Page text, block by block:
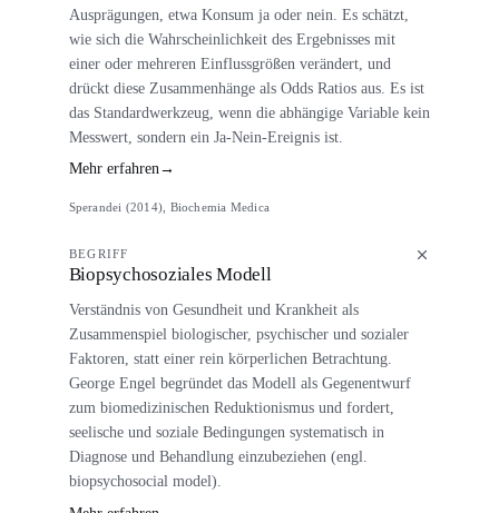
Ausprägungen, etwa Konsum ja oder nein. Es schätzt,
wie sich die Wahrscheinlichkeit des Ergebnisses mit
einer oder mehreren Einflussgrößen verändert, und
drückt diese Zusammenhänge als Odds Ratios aus. Es ist
das Standardwerkzeug, wenn die abhängige Variable kein
Messwert, sondern ein Ja-Nein-Ereignis ist.
Mehr erfahren →
Sperandei (2014), Biochemia Medica
BEGRIFF
Biopsychosoziales Modell
Verständnis von Gesundheit und Krankheit als
Zusammenspiel biologischer, psychischer und sozialer
Faktoren, statt einer rein körperlichen Betrachtung.
George Engel begründet das Modell als Gegenentwurf
zum biomedizinischen Reduktionismus und fordert,
seelische und soziale Bedingungen systematisch in
Diagnose und Behandlung einzubeziehen (engl.
biopsychosocial model).